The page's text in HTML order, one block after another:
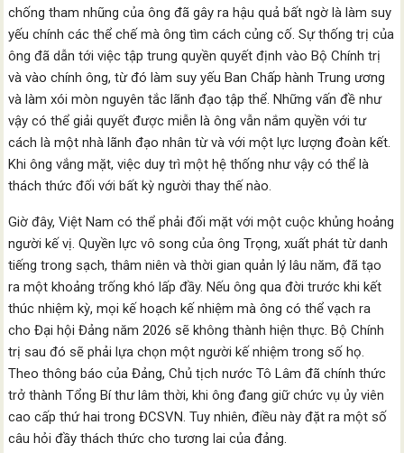
chống tham nhũng của ông đã gây ra hậu quả bất ngờ là làm suy
yếu chính các thể chế mà ông tìm cách củng cố. Sự thống trị của
ông đã dẫn tới việc tập trung quyền quyết định vào Bộ Chính trị
và vào chính ông, từ đó làm suy yếu Ban Chấp hành Trung ương
và làm xói mòn nguyên tắc lãnh đạo tập thể. Những vấn đề như
vậy có thể giải quyết được miễn là ông vẫn nắm quyền với tư
cách là một nhà lãnh đạo nhân từ và với một lực lượng đoàn kết.
Khi ông vắng mặt, việc duy trì một hệ thống như vậy có thể là
thách thức đối với bất kỳ người thay thế nào.
Giờ đây, Việt Nam có thể phải đối mặt với một cuộc khủng hoảng
người kế vị. Quyền lực vô song của ông Trọng, xuất phát từ danh
tiếng trong sạch, thâm niên và thời gian quản lý lâu năm, đã tạo
ra một khoảng trống khó lấp đầy. Nếu ông qua đời trước khi kết
thúc nhiệm kỳ, mọi kế hoạch kế nhiệm mà ông có thể vạch ra
cho Đại hội Đảng năm 2026 sẽ không thành hiện thực. Bộ Chính
trị sau đó sẽ phải lựa chọn một người kế nhiệm trong số họ.
Theo thông báo của Đảng, Chủ tịch nước Tô Lâm đã chính thức
trở thành Tổng Bí thư lâm thời, khi ông đang giữ chức vụ ủy viên
cao cấp thứ hai trong ĐCSVN. Tuy nhiên, điều này đặt ra một số
câu hỏi đầy thách thức cho tương lai của đảng.